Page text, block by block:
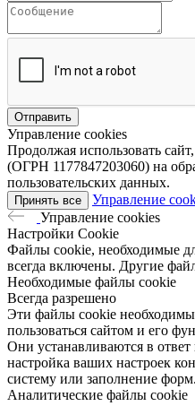
Управление cookies
Продолжая использовать
(ОГРН 1177847203060) на
пользовательских данных.
Принять все
Управление
Управление cookies
Настройки Cookie
Файлы cookie, необходимые
всегда включены. Другие
Необходимые файлы cookie
Всегда разрешено
Эти файлы cookie
пользоваться сайтом и его
Они устанавливаются в
настройка ваших настроек
систему или заполнение форм.
Аналитические файлы cookie